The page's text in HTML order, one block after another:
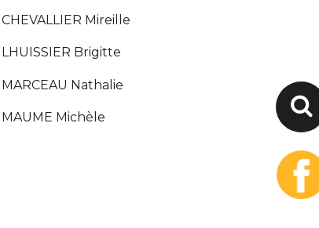
CHEVALLIER Mireille
LHUISSIER Brigitte
MARCEAU Nathalie
MAUME Michèle